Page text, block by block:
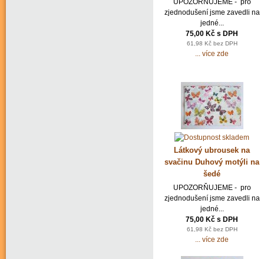
UPOZORŇUJEME - pro
zjednodušení jsme zavedli na
jedné...
75,00 Kč s DPH
61,98 Kč bez DPH
... více zde
Látkový ubrousek na
svačinu Duhový motýli na
šedé
UPOZORŇUJEME - pro
zjednodušení jsme zavedli na
jedné...
75,00 Kč s DPH
61,98 Kč bez DPH
... více zde